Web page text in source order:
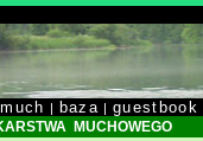
| baza | guestbook
MUCHOWEGO